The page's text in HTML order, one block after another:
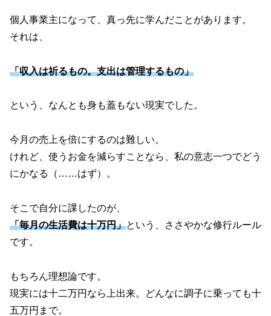
個人事業主になって、真っ先に学んだことがあります。
それは、
「収入は祈るもの。支出は管理するもの」
という、なんとも身も蓋もない現実でした。
今月の売上を倍にするのは難しい。
けれど、使うお金を減らすことなら、私の意志一つでどう
にかなる（……はず）。
そこで自分に課したのが、
「毎月の生活費は十万円」という、ささやかな修行ルール
です。
もちろん理想論です。
現実には十二万円なら上出来。どんなに調子に乗っても十
五万円まで。